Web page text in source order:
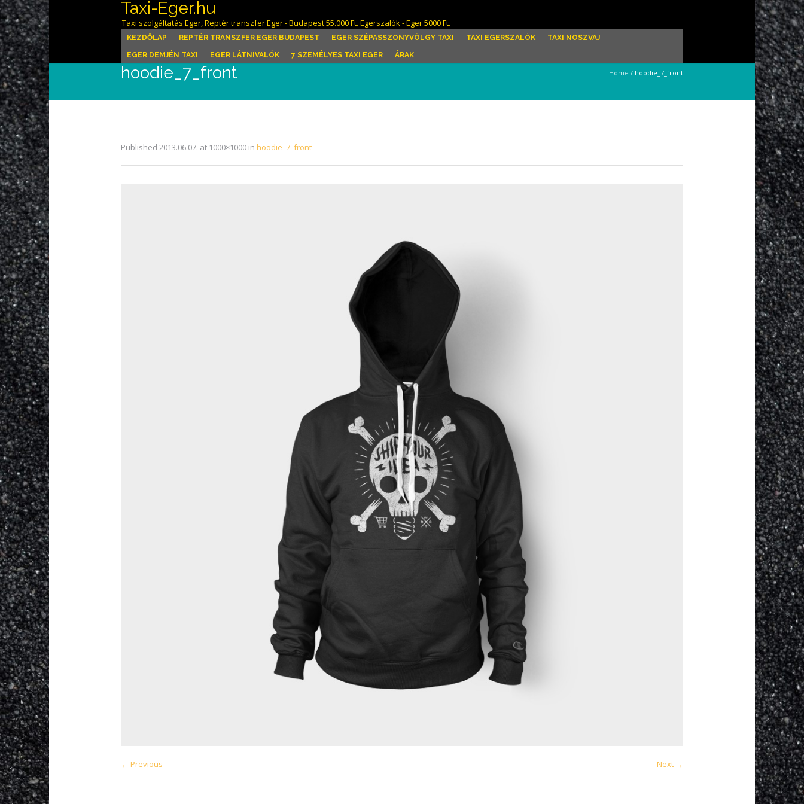
Taxi-Eger.hu
Taxi szolgáltatás Eger, Reptér transzfer Eger - Budapest 55.000 Ft. Egerszalók - Eger 5000 Ft.
KEZDŐLAP REPTÉR TRANSZFER EGER BUDAPEST EGER SZÉPASSZONYVÖLGY TAXI TAXI EGERSZALÓK TAXI NOSZVAJ
EGER DEMJÉN TAXI EGER LÁTNIVALÓK 7 SZEMÉLYES TAXI EGER ÁRAK
hoodie_7_front Home / hoodie_7_front
Published 2013.06.07. at 1000×1000 in hoodie_7_front
← Previous Next →